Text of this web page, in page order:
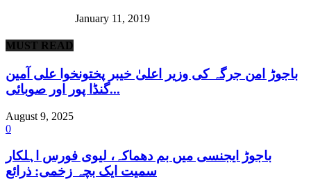
January 11, 2019
MUST READ
باجوڑ امن جرگہ کی وزیر اعلیٰ خیبر پختونخوا علی آمین
گنڈا پور اور صوبائی...
August 9, 2025
0
باجوڑ ایجنسی میں بم دھماکہ، لیوی فورس اہلکار
سمیت ایک بچہ زخمی: ذرائع